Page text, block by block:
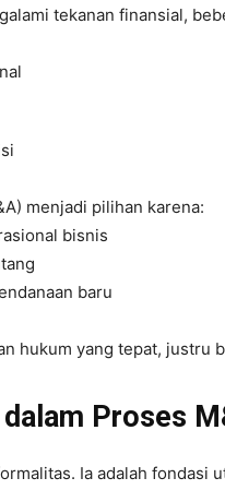
tekanan finansial,
menjadi pilihan karena:
bisnis
baru
hukum yang tepat, justru
Proses
Ia adalah fondasi